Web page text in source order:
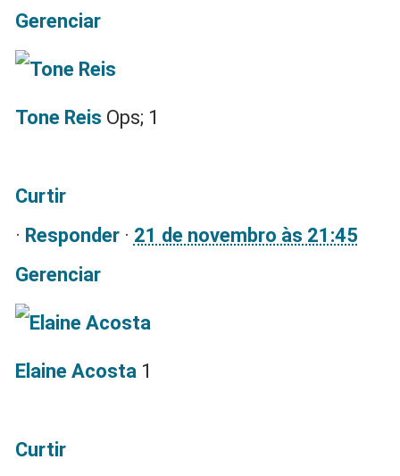
Gerenciar
Tone Reis Ops; 1
Curtir
· Responder· 21 de novembro às 21:45
Gerenciar
Elaine Acosta 1
Curtir